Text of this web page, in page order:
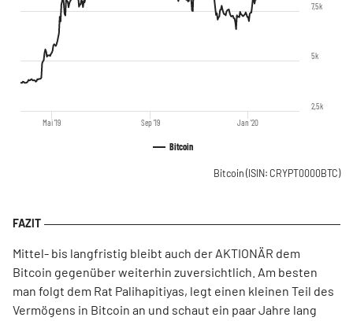
Bitcoin
Jan '20
Mai '19 Sep '19
2,5k
5k
7,5k
Bitcoin (ISIN: CRYPT0000BTC)
Mittel- bis langfristig bleibt auch der AKTIONÄR dem
Bitcoin gegenüber weiterhin zuversichtlich. Am besten
man folgt dem Rat Palihapitiyas, legt einen kleinen Teil des
Vermögens in Bitcoin an und schaut ein paar Jahre lang